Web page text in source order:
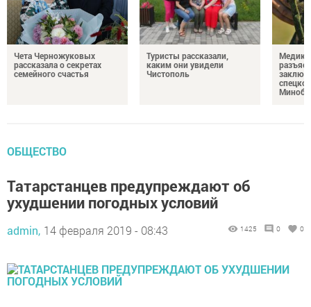
Чета Черножуковых
рассказала о секретах
семейного счастья
Туристы рассказали,
каким они увидели
Чистополь
ОБЩЕСТВО
Татарстанцев предупреждают об
ухудшении погодных условий
admin, 14 февраля 2019 - 08:43 1425 0 0